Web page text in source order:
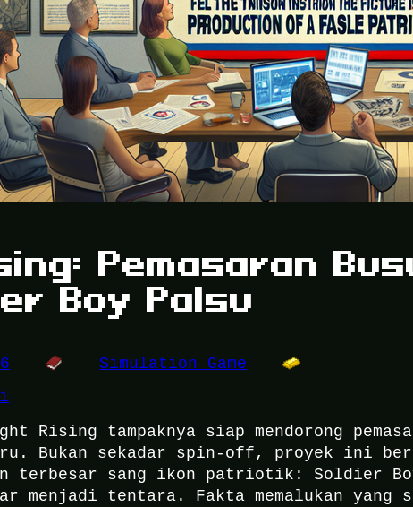
Pemasaran
Boy Palsu
Simulation Game
Rising tampaknya siap mendorong
Bukan sekadar spin-off, proyek ini
terbesar sang ikon patriotik: Soldier
menjadi tentara. Fakta memalukan yang